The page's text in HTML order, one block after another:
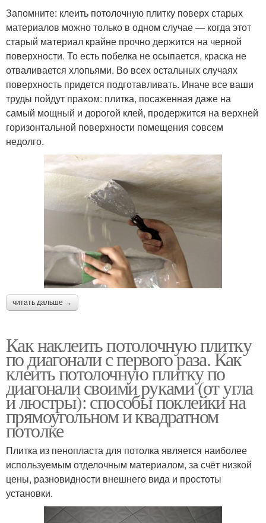
Запомните: клеить потолочную плитку поверх старых
материалов можно только в одном случае — когда этот
старый материал крайне прочно держится на черной
поверхности. То есть побелка не осыпается, краска не
отваливается хлопьями. Во всех остальных случаях
поверхность придется подготавливать. Иначе все ваши
труды пойдут прахом: плитка, посаженная даже на
самый мощный и дорогой клей, продержится на верхней
горизонтальной поверхности помещения совсем
недолго.
читать дальше →
Как наклеить потолочную плитку
по диагонали с первого раза. Как
клеить потолочную плитку по
диагонали своими руками (от угла
и люстры): способы поклейки на
прямоугольном и квадратном
потолке
Плитка из пенопласта для потолка является наиболее
используемым отделочным материалом, за счёт низкой
цены, разновидности внешнего вида и простоты
установки.